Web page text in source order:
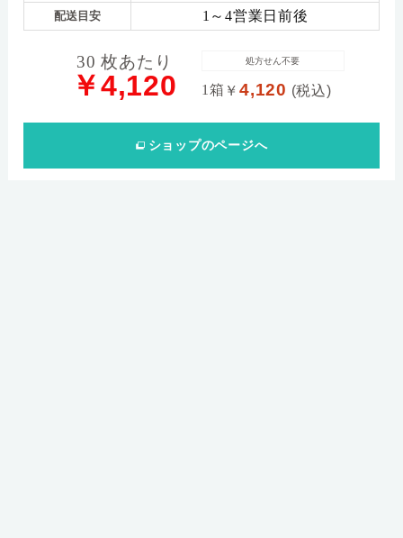
配送目安 1～4営業日前後
30 枚あたり
￥4,120 1箱 ￥4,120 (税込)
処方せん不要
ショップのページへ